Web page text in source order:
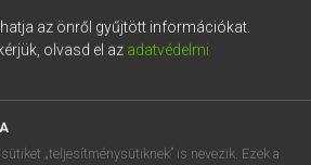
az önről gyűjtött információkat.
olvasd el az adatvédelmi
„teljesítménysütiknek” is nevezik. Ezek a
, . - AltGr